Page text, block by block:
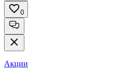
0
Акции